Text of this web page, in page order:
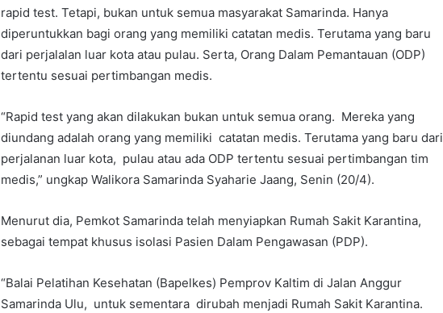
rapid test. Tetapi, bukan untuk semua masyarakat Samarinda. Hanya
diperuntukkan bagi orang yang memiliki catatan medis. Terutama yang baru
dari perjalalan luar kota atau pulau. Serta, Orang Dalam Pemantauan (ODP)
tertentu sesuai pertimbangan medis.
“Rapid test yang akan dilakukan bukan untuk semua orang. Mereka yang
diundang adalah orang yang memiliki catatan medis. Terutama yang baru dari
perjalanan luar kota, pulau atau ada ODP tertentu sesuai pertimbangan tim
medis,” ungkap Walikora Samarinda Syaharie Jaang, Senin (20/4).
Menurut dia, Pemkot Samarinda telah menyiapkan Rumah Sakit Karantina,
sebagai tempat khusus isolasi Pasien Dalam Pengawasan (PDP).
“Balai Pelatihan Kesehatan (Bapelkes) Pemprov Kaltim di Jalan Anggur
Samarinda Ulu, untuk sementara dirubah menjadi Rumah Sakit Karantina.